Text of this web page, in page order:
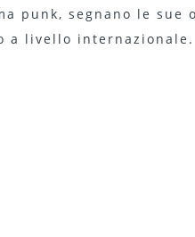
punk, segnano le sue
a livello internazionale.